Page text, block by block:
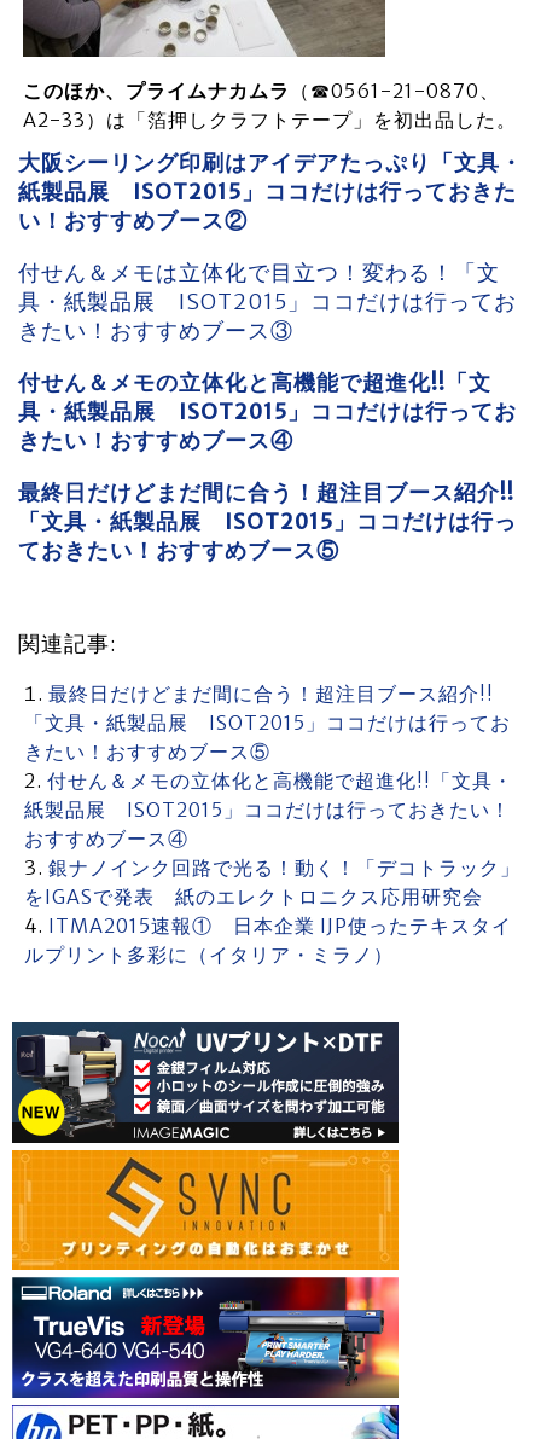
このほか、プライムナカムラ
（☎0561-21-0870、
A2-33）は「箔押しクラフトテープ」を初出品した。
大阪シーリング印刷はアイデアたっぷり「文具・
紙製品展 ISOT2015」ココだけは行っておきた
い！おすすめブース②
付せん＆メモは立体化で目立つ！変わる！「文
具・紙製品展 ISOT2015」ココだけは行ってお
きたい！おすすめブース③
付せん＆メモの立体化と高機能で超進化!!「文
具・紙製品展 ISOT2015」ココだけは行ってお
きたい！おすすめブース④
最終日だけどまだ間に合う！超注目ブース紹介!!
「文具・紙製品展 ISOT2015」ココだけは行っ
ておきたい！おすすめブース⑤
関連記事:
最終日だけどまだ間に合う！超注目ブース紹介!!
「文具・紙製品展 ISOT2015」ココだけは行ってお
きたい！おすすめブース⑤
付せん＆メモの立体化と高機能で超進化!!「文具・
紙製品展 ISOT2015」ココだけは行っておきたい！
おすすめブース④
銀ナノインク回路で光る！動く！「デコトラック」
をIGASで発表 紙のエレクトロニクス応用研究会
ITMA2015速報① 日本企業 IJP使ったテキスタイ
ルプリント多彩に（イタリア・ミラノ）